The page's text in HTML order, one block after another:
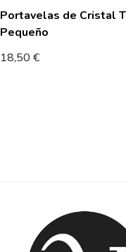
Portavelas de Cristal
Pequeño
18,50€